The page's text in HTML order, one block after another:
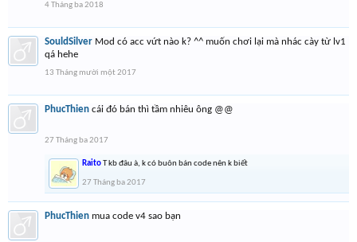
4 Tháng ba 2018
SouldSilver Mod có acc vứt nào k? ^^ muốn chơi lại mà nhác cày từ lv1
qá hehe
13 Tháng mười một 2017
PhucThien cái đó bán thì tầm nhiêu ông @@
27 Tháng ba 2017
RaitoT kb đâu à, k có buôn bán code nên k biết
27 Tháng ba 2017
PhucThien mua code v4 sao bạn